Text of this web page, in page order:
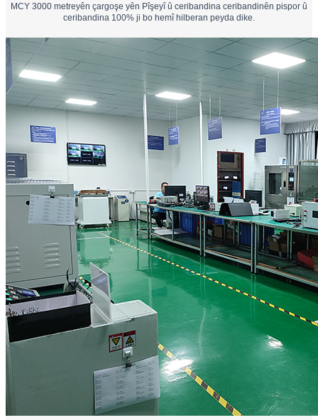
MCY 3000 metreyên çargoşe yên Pîşeyî û ceribandina ceribandinên pispor û
ceribandina 100% ji bo hemî hilberan peyda dike.